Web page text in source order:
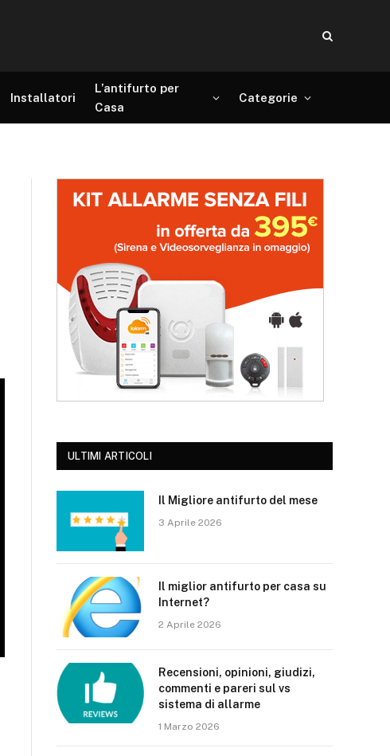
Installatori
L’antifurto per
Casa
Categorie
ULTIMI ARTICOLI
Il Migliore antifurto del mese
3 Aprile 2026
Il miglior antifurto per casa su
Internet?
2 Aprile 2026
Recensioni, opinioni, giudizi,
commenti e pareri sul vs
sistema di allarme
1 Marzo 2026